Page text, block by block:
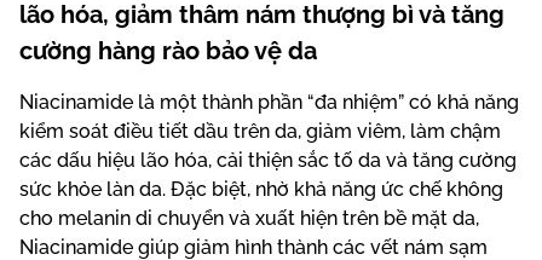
lão hóa, giảm thâm nám thượng bì và tăng
cường hàng rào bảo vệ da
Niacinamide là một thành phần “đa nhiệm” có khả năng
kiểm soát điều tiết dầu trên da, giảm viêm, làm chậm
các dấu hiệu lão hóa, cải thiện sắc tố da và tăng cường
sức khỏe làn da. Đặc biệt, nhờ khả năng ức chế không
cho melanin di chuyển và xuất hiện trên bề mặt da,
Niacinamide giúp giảm hình thành các vết nám sạm